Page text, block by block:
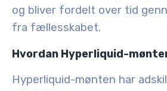
og bliver fordelt over tid
fra fællesskabet.
Hvordan Hyperliquid-
Hyperliquid-mønten har